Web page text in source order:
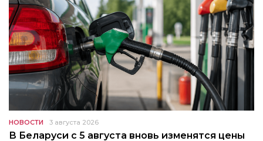
НОВОСТИ 3 августа 2026
В Беларуси с 5 августа вновь изменятся цены